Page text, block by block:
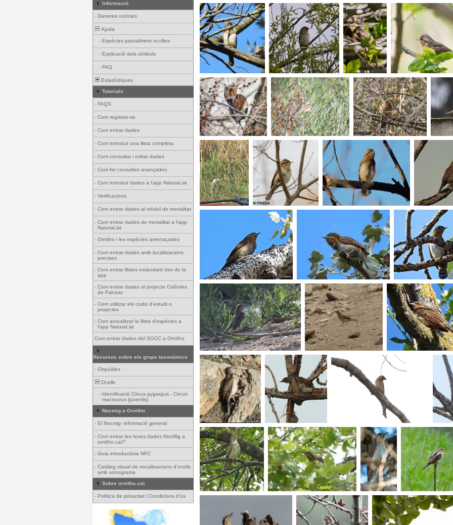
Informació
- Darreres notícies
Ajuda
- Espècies parcialment ocultes
- Explicació dels símbols
- FAQ
Estadístiques
Tutorials
- FAQS
- Com registrar-se
- Com entrar dades
- Com introduir una llista completa
- Com consultar i editar dades
- Com fer consultes avançades
- Com introduir dades a l'app NaturaList
- Verificacions
- Com entrar dades al mòdul de mortalitat
- Com entrar dades de mortalitat a l'app
NaturaList
- Ornitho i les espècies amenaçades
- Com entrar dades amb localitzacions
precises
- Com entrar llistes estàndard des de la
app
- Com entrar dades al projecte Colònies
de Falciots
- Com utilitzar els codis d'estudi o
projectes
- Com actualitzar la llista d'espècies a
l'app NaturaList
Com entrar dades del SOCC a Ornitho
Recursos sobre els grups taxonòmics
- Orquídies
Ocells
- Identificació Circus pygargus - Circus
macrourus (juvenils)
Nocmig a Ornitho
- El Nocmig- informació general
- Com entrar les teves dades NocMig a
ornitho.cat?
- Guia introductòria NFC
- Catàleg visual de vocalitzacions d'ocells
amb sonograma
Sobre ornitho.cat
- Política de privacitat i Condicions d'ús
+ 2
+ 1